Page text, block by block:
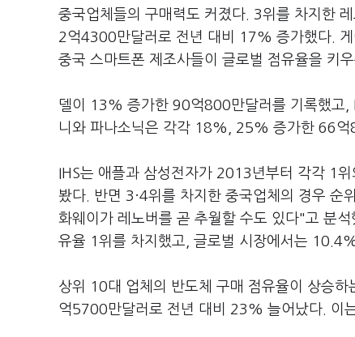
중국업체들의 구매력도 커졌다. 3위를 차지한
2억4300만달러로 전년 대비 17% 증가했다. 게
중국 스마트폰 제조사들이 글로벌 점유율을 키
델이 13% 증가한 90억800만달러를 기록했고
니와 파나소닉은 각각 18%, 25% 증가한 66
IHS는 애플과 삼성전자가 2013년부터 각각 1
봤다. 반면 3·4위를 차지한 중국업체의 경우 순
화웨이가 레노버를 곧 추월할 수도 있다"고 분
유율 1위를 차지했고, 글로벌 시장에서는
상위 10대 업체의 반도체 구매 점유율이 상승
억5700만달러로 전년 대비 23% 늘어났다. 이